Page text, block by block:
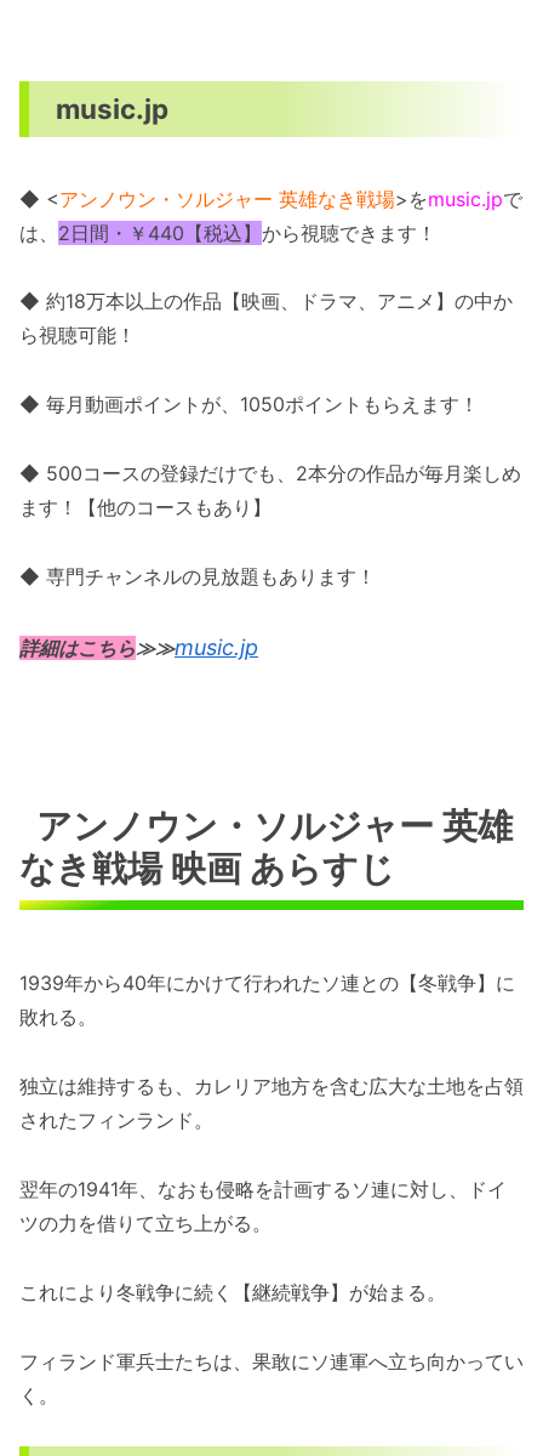
music.jp
◆ <アンノウン・ソルジャー 英雄なき戦場>をmusic.jpで
は、 2日間・￥440【税込】 から視聴できます！
◆ 約18万本以上の作品【映画、ドラマ、アニメ】の中か
ら視聴可能！
◆ 毎月動画ポイントが、1050ポイントもらえます！
◆ 500コースの登録だけでも、2本分の作品が毎月楽しめ
ます！【他のコースもあり】
◆ 専門チャンネルの見放題もあります！
詳細はこちら≫≫music.jp
アンノウン・ソルジャー 英雄
なき戦場 映画 あらすじ
1939年から40年にかけて行われたソ連との【冬戦争】に
敗れる。
独立は維持するも、カレリア地方を含む広大な土地を占領
されたフィンランド。
翌年の1941年、なおも侵略を計画するソ連に対し、ドイ
ツの力を借りて立ち上がる。
これにより冬戦争に続く【継続戦争】が始まる。
フィランド軍兵士たちは、果敢にソ連軍へ立ち向かってい
く。